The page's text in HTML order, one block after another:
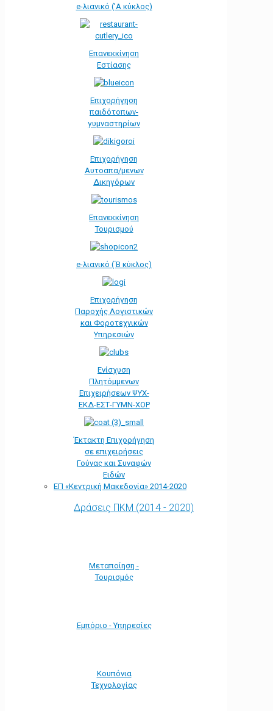
e-λιανικό ('Α κύκλος)
Επανεκκίνηση
Εστίασης
Επιχορήγηση
παιδότοπων-
γυμναστηρίων
Επιχορήγηση
Αυτοαπα/μενων
Δικηγόρων
Επανεκκίνηση
Τουρισμού
e-λιανικό (΄Β κύκλος)
Επιχορήγηση
Παροχής Λογιστικών
και Φοροτεχνικών
Υπηρεσιών
Ενίσχυση
Πλητόμμενων
Επιχειρήσεων ΨΥΧ-
ΕΚΔ-ΕΣΤ-ΓΥΜΝ-ΧΟΡ
Έκτακτη Επιχορήγηση
σε επιχειρήσεις
Γούνας και Συναφών
Ειδών
ΕΠ «Kεντρική Μακεδονία» 2014-2020
Δράσεις ΠΚΜ (2014 - 2020)
Μεταποίηση -
Τουρισμός
Εμπόριο - Υπηρεσίες
Κουπόνια
Τεχνολογίας